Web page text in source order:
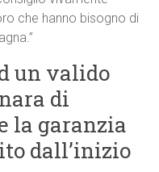
che hanno bisogno di
un valido
di
la garanzia
dall’inizio